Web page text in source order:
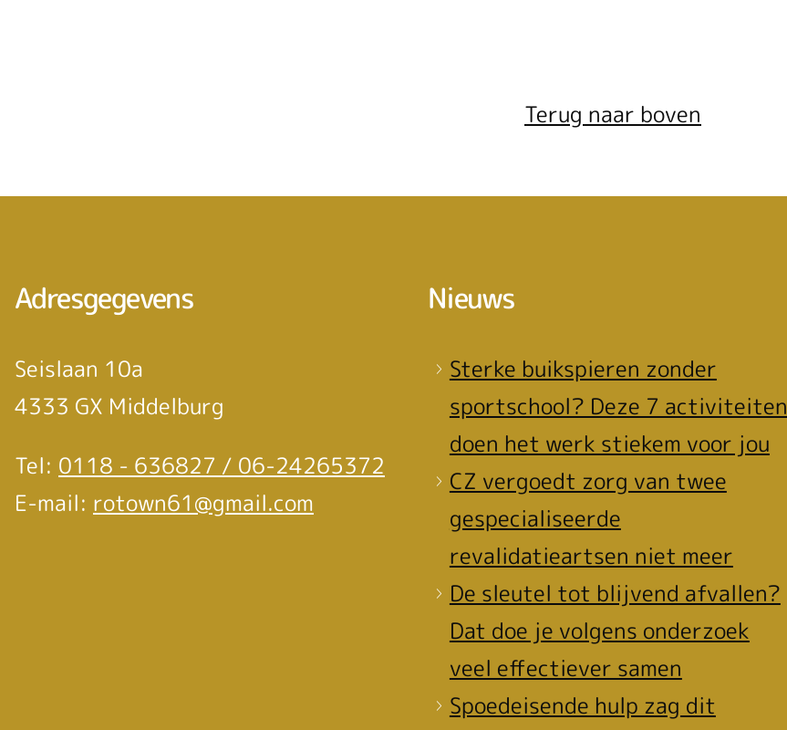
Terug naar boven
Adresgegevens
Seislaan 10a
4333 GX Middelburg
Tel: 0118 - 636827 / 06-24265372
E-mail: rotown61@gmail.com
Nieuws
Sterke buikspieren zonder
sportschool? Deze 7 activiteiten
doen het werk stiekem voor jou
CZ vergoedt zorg van twee
gespecialiseerde
revalidatieartsen niet meer
De sleutel tot blijvend afvallen?
Dat doe je volgens onderzoek
veel effectiever samen
Spoedeisende hulp zag dit